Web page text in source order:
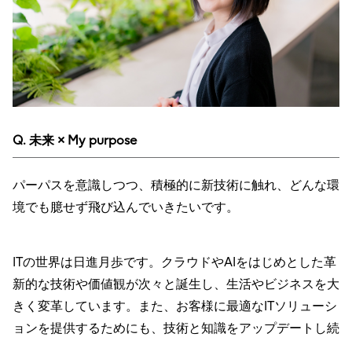
Q. 未来 × My purpose
パーパスを意識しつつ、積極的に新技術に触れ、どんな環
境でも臆せず飛び込んでいきたいです。
ITの世界は日進月歩です。クラウドやAIをはじめとした革
新的な技術や価値観が次々と誕生し、生活やビジネスを大
きく変革しています。また、お客様に最適なITソリューシ
ョンを提供するためにも、技術と知識をアップデートし続